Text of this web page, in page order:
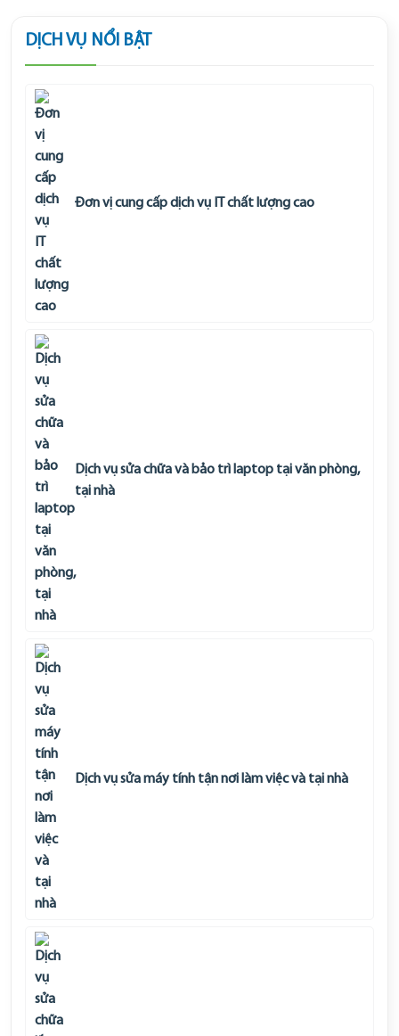
DỊCH VỤ NỔI BẬT
Đơn vị cung cấp dịch vụ IT chất lượng cao
Dịch vụ sửa chữa và bảo trì laptop tại văn phòng,
tại nhà
Dịch vụ sửa máy tính tận nơi làm việc và tại nhà